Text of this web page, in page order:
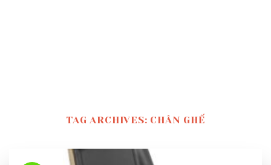
TAG ARCHIVES: CHÂN GHẾ